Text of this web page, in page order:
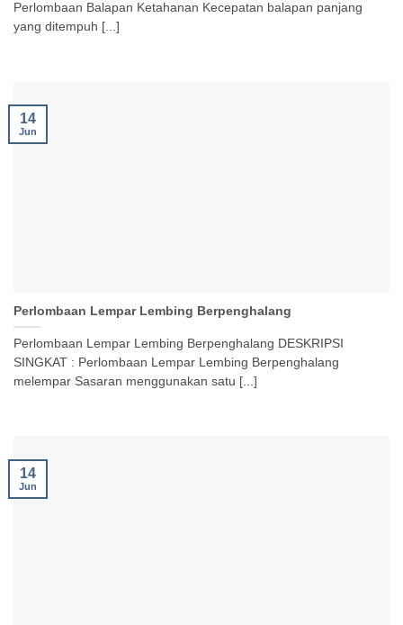
Perlombaan Balapan Ketahanan Kecepatan balapan panjang
yang ditempuh [...]
Perlombaan Lempar Lembing Berpenghalang
Perlombaan Lempar Lembing Berpenghalang DESKRIPSI
SINGKAT : Perlombaan Lempar Lembing Berpenghalang
melempar Sasaran menggunakan satu [...]
14
Jun
14
Jun